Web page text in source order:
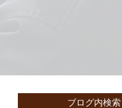
ブログ内検索